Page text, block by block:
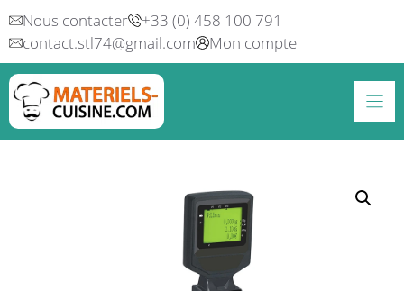
Aller
au
contenu
Nous contacter
+33 (0) 458 100 791
contact.stl74@gmail.com
Mon compte